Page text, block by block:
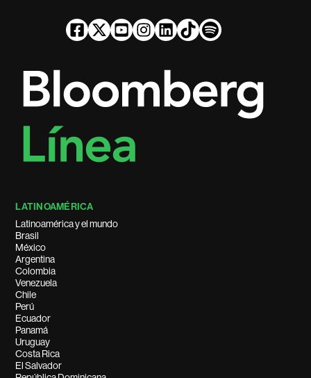
LATINOAMÉRICA
Latinoamérica y el mundo
Brasil
México
Argentina
Colombia
Venezuela
Chile
Perú
Ecuador
Panamá
Uruguay
Costa Rica
El Salvador